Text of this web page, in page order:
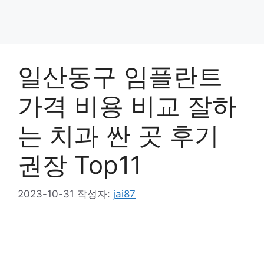
일산동구 임플란트
가격 비용 비교 잘하
는 치과 싼 곳 후기
권장 Top11
2023-10-31 작성자: jai87